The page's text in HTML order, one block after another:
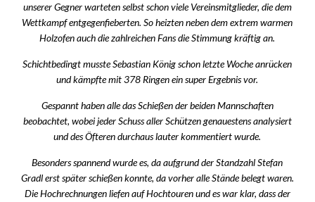
unserer Gegner warteten selbst schon viele Vereinsmitglieder, die dem
Wettkampf entgegenfieberten. So heizten neben dem extrem warmen
Holzofen auch die zahlreichen Fans die Stimmung kräftig an.
Schichtbedingt musste Sebastian König schon letzte Woche anrücken
und kämpfte mit 378 Ringen ein super Ergebnis vor.
Gespannt haben alle das Schießen der beiden Mannschaften
beobachtet, wobei jeder Schuss aller Schützen genauestens analysiert
und des Öfteren durchaus lauter kommentiert wurde.
Besonders spannend wurde es, da aufgrund der Standzahl Stefan
Gradl erst später schießen konnte, da vorher alle Stände belegt waren.
Die Hochrechnungen liefen auf Hochtouren und es war klar, dass der